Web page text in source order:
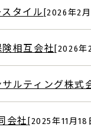
タイル [2026年2月
相互会社[2026年
ルティング株式
会社 [2025年11月18